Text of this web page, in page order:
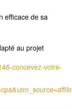
efficace de sa
au projet
concevez-votre-